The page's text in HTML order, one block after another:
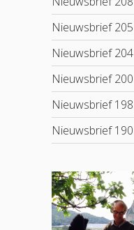
Nieuwsbrief 205
Nieuwsbrief 204
Nieuwsbrief 200
Nieuwsbrief 198
Nieuwsbrief 190